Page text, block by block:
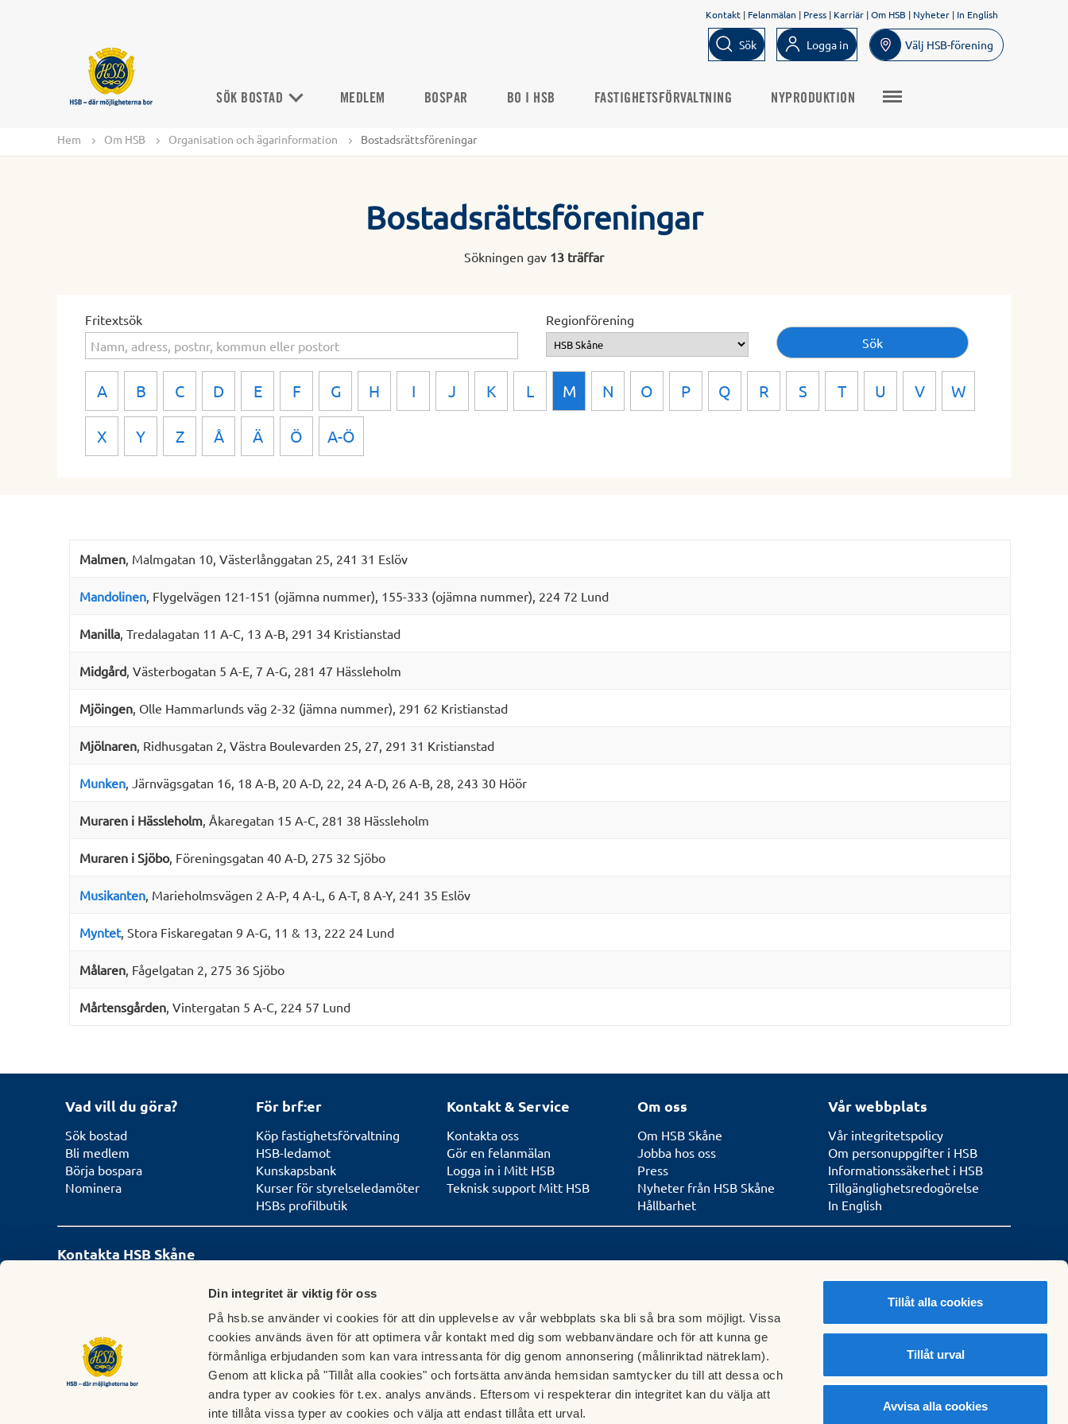
Din integritet är viktig för oss
På hsb.se använder vi cookies för att din upplevelse av vår webbplats ska bli så bra som möjligt. Vissa
cookies används även för att optimera vår kontakt med dig som webbanvändare och för att kunna ge
förmånliga erbjudanden som kan vara intressanta för dig genom annonsering (målinriktad nätreklam).
Genom att klicka på "Tillåt alla cookies" och fortsätta använda hemsidan samtycker du till att dessa och
andra typer av cookies för t.ex. analys används. Eftersom vi respekterar din integritet kan du välja att
inte tillåta vissa typer av cookies och välja att endast tillåta ett urval.
Tillåt alla cookies
Tillåt urval
Avvisa alla cookies
Kontakt | Felanmälan | Press | Karriär |Om HSB | Nyheter | In English
Sök Logga in Välj HSB-förening
SÖK BOSTAD MEDLEM BOSPAR BO I HSB FASTIGHETSFÖRVALTNING NYPRODUKTION
Hem Om HSB Organisation och ägarinformation Bostadsrättsföreningar
Bostadsrättsföreningar
Sökningen gav 13 träffar
Fritextsök Regionförening
A B C D E F G H I J K L M N O P Q R S T U V W
X Y Z Å Ä Ö A-Ö
Malmen , Malmgatan 10, Västerlånggatan 25, 241 31 Eslöv
Mandolinen , Flygelvägen 121-151 (ojämna nummer), 155-333 (ojämna nummer), 224 72 Lund
Manilla , Tredalagatan 11 A-C, 13 A-B, 291 34 Kristianstad
Midgård , Västerbogatan 5 A-E, 7 A-G, 281 47 Hässleholm
Mjöingen , Olle Hammarlunds väg 2-32 (jämna nummer), 291 62 Kristianstad
Mjölnaren , Ridhusgatan 2, Västra Boulevarden 25, 27, 291 31 Kristianstad
Munken , Järnvägsgatan 16, 18 A-B, 20 A-D, 22, 24 A-D, 26 A-B, 28, 243 30 Höör
Muraren i Hässleholm , Åkaregatan 15 A-C, 281 38 Hässleholm
Muraren i Sjöbo, Föreningsgatan 40 A-D, 275 32 Sjöbo
Musikanten , Marieholmsvägen 2 A-P, 4 A-L, 6 A-T, 8 A-Y, 241 35 Eslöv
Myntet, Stora Fiskaregatan 9 A-G, 11 & 13, 222 24 Lund
Målaren , Fågelgatan 2, 275 36 Sjöbo
Mårtensgården , Vintergatan 5 A-C, 224 57 Lund
Vad vill du göra?
Sök bostad
Bli medlem
Börja bospara
Nominera
För brf:er
Köp fastighetsförvaltning
HSB-ledamot
Kunskapsbank
Kurser för styrelseledamöter
HSBs profilbutik
Kontakt & Service
Kontakta oss
Gör en felanmälan
Logga in i Mitt HSB
Teknisk support Mitt HSB
Om oss
Om HSB Skåne
Jobba hos oss
Press
Nyheter från HSB Skåne
Hållbarhet
Vår webbplats
Vår integritetspolicy
Om personuppgifter i HSB
Informationssäkerhet i HSB
Tillgänglighetsredogörelse
In English
Kontakta HSB Skåne
Telefon:
046-210 84 00
E-post:
Besöksadress
Sockerkokaregatan 7, Lund
Box 1712
221 01 Lund
Faktureringsuppgifter hittar du
9001 & ISO 14001